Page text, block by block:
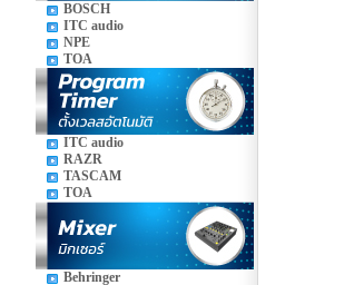
BOSCH
ITC audio
NPE
TOA
ITC audio
RAZR
TASCAM
TOA
Behringer